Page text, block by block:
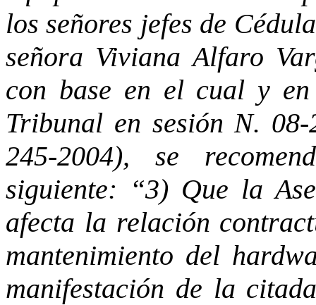
los señores jefes de
señora Viviana Alfaro
con base en el cual y
Tribunal en sesión N.
245-2004), se
siguiente: “3) Que la
afecta la relación
mantenimiento del
manifestación de la